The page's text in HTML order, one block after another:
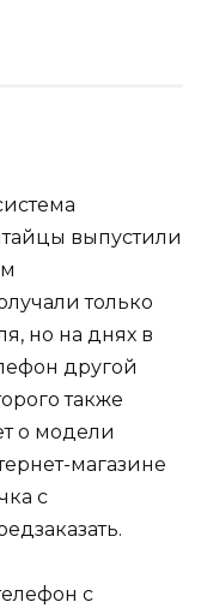
выпустили
только
но на днях в
другой
также
о модели
магазине
с
с